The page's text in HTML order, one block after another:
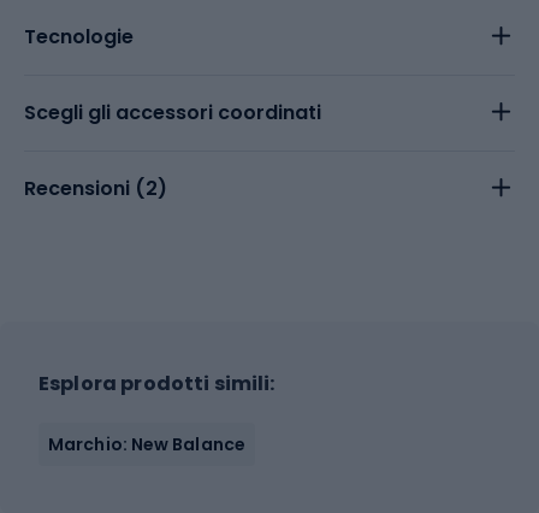
Tecnologie
Scegli gli accessori coordinati
Recensioni (2)
Esplora prodotti simili:
Marchio: New Balance